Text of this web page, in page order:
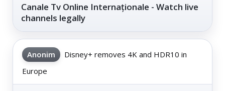
Canale Tv Online Internaționale - Watch live
channels legally
Anonim
Disney+ removes 4K and HDR10 in
Europe